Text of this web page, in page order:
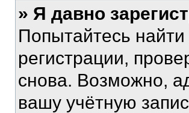
» Я давно
Попытайтесь
регистрации,
снова. Возможно,
вашу учётную